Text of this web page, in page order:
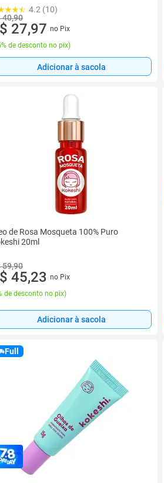
4.2 (10)
40,90
27,97 no Pix
de desconto no pix)
Adicionar à sacola
de Rosa Mosqueta 100% Puro
20ml
59,90
45,23 no Pix
de desconto no pix)
Adicionar à sacola
Full